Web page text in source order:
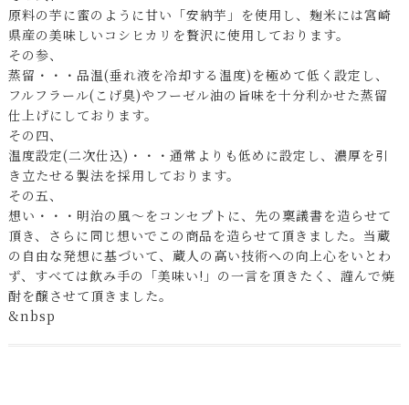
原料の芋に蜜のように甘い「安納芋」を使用し、麹米には宮崎
県産の美味しいコシヒカリを贅沢に使用しております。
その参、
蒸留・・・品温(垂れ液を冷却する温度)を極めて低く設定し、
フルフラール(こげ臭)やフーゼル油の旨味を十分利かせた蒸留
仕上げにしております。
その四、
温度設定(二次仕込)・・・通常よりも低めに設定し、濃厚を引
き立たせる製法を採用しております。
その五、
想い・・・明治の風〜をコンセプトに、先の稟議書を造らせて
頂き、さらに同じ想いでこの商品を造らせて頂きました。当蔵
の自由な発想に基づいて、蔵人の高い技術への向上心をいとわ
ず、すべては飲み手の「美味い!」の一言を頂きたく、謹んで焼
酎を醸させて頂きました。
&nbsp